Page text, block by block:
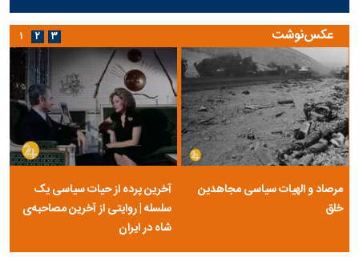
عکس‌نوشت
مرصاد و الهیات سیاسی مجاهدین
خلق
آخرین پرده از حیات سیاسی یک
سلسله | روایتی از آخرین مصاحبه‌ی
شاه در ایران
۱ ۲ ۳